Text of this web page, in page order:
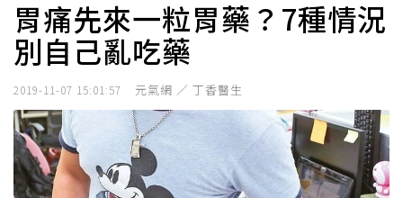
胃痛先來一粒胃藥？7種情況
別自己亂吃藥
2019-11-07 15:01:57 元氣網 ／ 丁香醫生